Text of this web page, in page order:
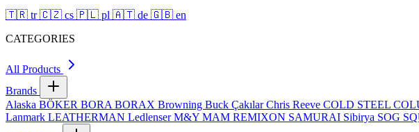
🇹🇷 tr 🇨🇿 cs 🇵🇱 pl 🇦🇹 de 🇬🇧 en
CATEGORIES
All Products
Brands
Alaska BÖKER BORA BORAX Browning Buck ÇakılarChris Reeve COLD STEEL
Lanmark LEATHERMAN LedlenserM&Y MAM REMIXON SAMURAI Sibirya SOG